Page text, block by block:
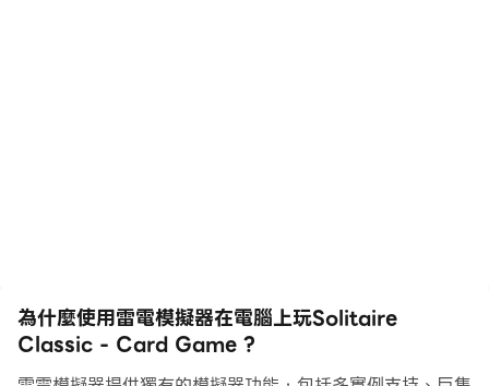
經典紙牌是一款風靡全球的遊戲。多年來，人們使用
為什麼使用雷電模擬器在電腦上玩Solitaire
Classic - Card Game ?